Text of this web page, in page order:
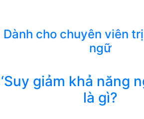
Dành cho chuyên viên
ngữ
‘Suy giảm khả năng
là gì?